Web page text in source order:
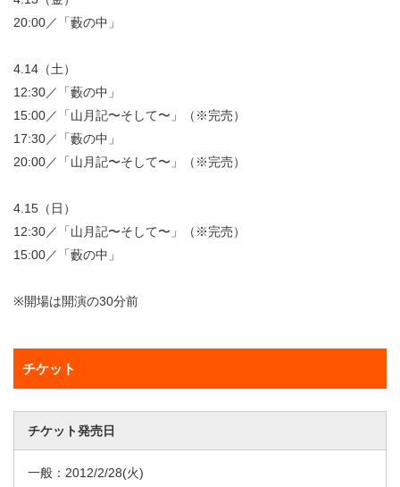
20:00／「藪の中」
4.14（土）
12:30／「藪の中」
15:00／「山月記〜そして〜」（※完売）
17:30／「藪の中」
20:00／「山月記〜そして〜」（※完売）
4.15（日）
12:30／「山月記〜そして〜」（※完売）
15:00／「藪の中」
※開場は開演の30分前
チケット
チケット発売日
一般： 2012/2/28(火)